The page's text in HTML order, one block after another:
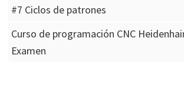
#7 Ciclos de patrones
Curso de programación CNC
Examen